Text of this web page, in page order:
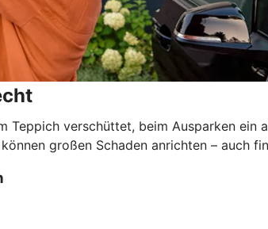
Teppich verschüttet, beim Ausparken
großen Schaden anrichten – auch